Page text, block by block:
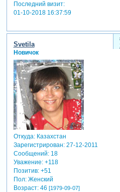
Последний визит:
01-10-2018 16:37:59
Svetila
Новичок
Откуда:Казахстан
Зарегистрирован: 27-12-2011
Сообщений:18
Уважение: +118
Позитив: +51
Пол:Женский
Возраст:46 [1979-09-07]